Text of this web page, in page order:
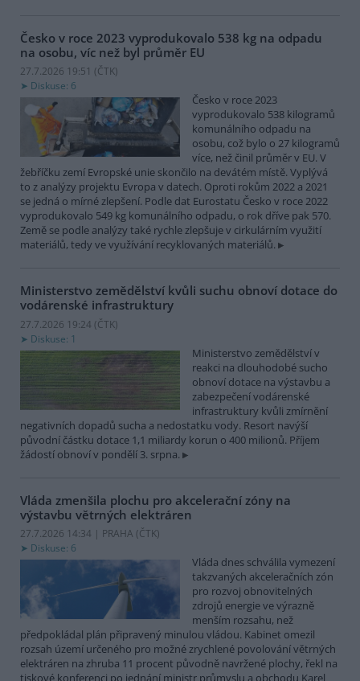
Česko v roce 2023 vyprodukovalo 538 kg na odpadu
na osobu, víc než byl průměr EU
27.7.2026 19:51 (ČTK)
Diskuse: 6
Česko v roce 2023
vyprodukovalo 538 kilogramů
komunálního odpadu na
osobu, což bylo o 27 kilogramů
více, než činil průměr v EU. V
žebříčku zemí Evropské unie skončilo na devátém místě. Vyplývá
to z analýzy projektu Evropa v datech. Oproti rokům 2022 a 2021
se jedná o mírné zlepšení. Podle dat Eurostatu Česko v roce 2022
vyprodukovalo 549 kg komunálního odpadu, o rok dříve pak 570.
Země se podle analýzy také rychle zlepšuje v cirkulárním využití
materiálů, tedy ve využívání recyklovaných materiálů.
Ministerstvo zemědělství kvůli suchu obnoví dotace do
vodárenské infrastruktury
27.7.2026 19:24 (ČTK)
Diskuse: 1
Ministerstvo zemědělství v
reakci na dlouhodobé sucho
obnoví dotace na výstavbu a
zabezpečení vodárenské
infrastruktury kvůli zmírnění
negativních dopadů sucha a nedostatku vody. Resort navýší
původní částku dotace 1,1 miliardy korun o 400 milionů. Příjem
žádostí obnoví v pondělí 3. srpna.
Vláda zmenšila plochu pro akcelerační zóny na
výstavbu větrných elektráren
27.7.2026 14:34 | PRAHA (ČTK)
Diskuse: 6
Vláda dnes schválila vymezení
takzvaných akceleračních zón
pro rozvoj obnovitelných
zdrojů energie ve výrazně
menším rozsahu, než
předpokládal plán připravený minulou vládou. Kabinet omezil
rozsah území určeného pro možné zrychlené povolování větrných
elektráren na zhruba 11 procent původně navržené plochy, řekl na
tiskové konferenci po jednání ministr průmyslu a obchodu Karel